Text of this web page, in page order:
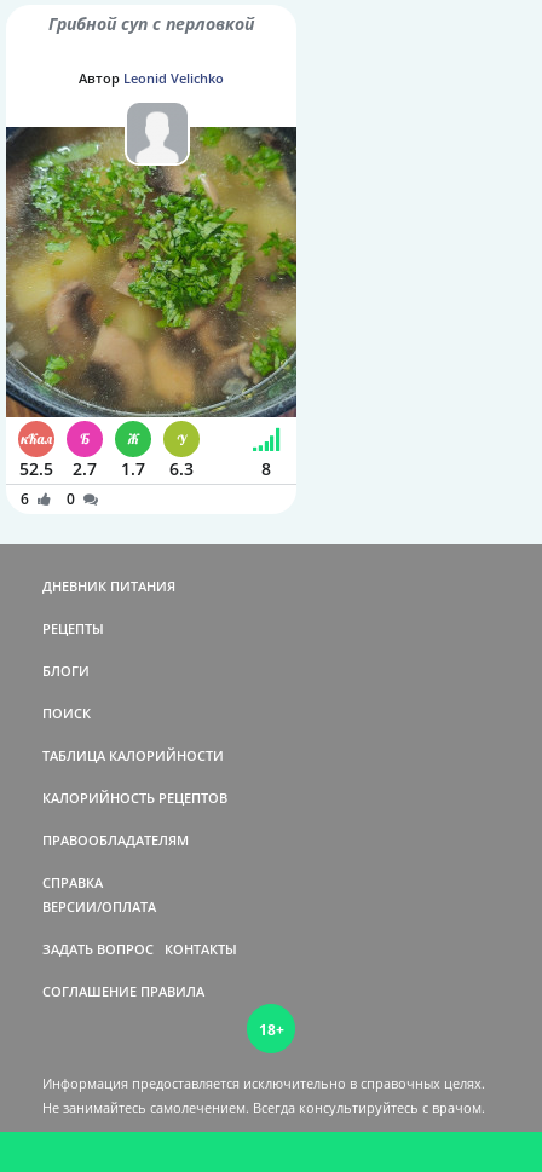
Грибной суп с перловкой
Автор Leonid Velichko
52.5 2.7 1.7 6.3 8
6 0
ДНЕВНИК ПИТАНИЯ
РЕЦЕПТЫ
БЛОГИ
ПОИСК
ТАБЛИЦА КАЛОРИЙНОСТИ
КАЛОРИЙНОСТЬ РЕЦЕПТОВ
ПРАВООБЛАДАТЕЛЯМ
СПРАВКА
ВЕРСИИ/ОПЛАТА
ЗАДАТЬ ВОПРОС КОНТАКТЫ
СОГЛАШЕНИЕ ПРАВИЛА
18+
Информация предоставляется исключительно в справочных целях.
Не занимайтесь самолечением. Всегда консультируйтесь c врачом.